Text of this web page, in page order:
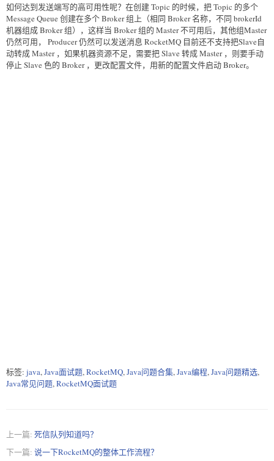
如何达到发送端写的高可用性呢？在创建 Topic 的时候，把 Topic 的多个
Message Queue 创建在多个 Broker 组上（相同 Broker 名称，不同 brokerId
机器组成 Broker 组），这样当 Broker 组的 Master 不可用后，其他组Master
仍然可用， Producer 仍然可以发送消息 RocketMQ 目前还不支持把Slave自
动转成 Master ，如果机器资源不足，需要把 Slave 转成 Master ，则要手动
停止 Slave 色的 Broker ，更改配置文件，用新的配置文件启动 Broker。
标签: java,Java面试题,RocketMQ,Java问题合集,Java编程,Java问题精选,
Java常见问题,RocketMQ面试题
上一篇: 死信队列知道吗？
下一篇: 说一下RocketMQ的整体工作流程？